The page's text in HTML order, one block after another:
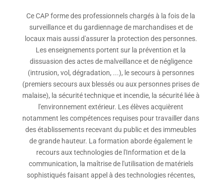
Ce CAP forme des professionnels chargés à la fois de la
surveillance et du gardiennage de marchandises et de
locaux mais aussi d'assurer la protection des personnes.
Les enseignements portent sur la prévention et la
dissuasion des actes de malveillance et de négligence
(intrusion, vol, dégradation, ...), le secours à personnes
(premiers secours aux blessés ou aux personnes prises de
malaise), la sécurité technique et incendie, la sécurité liée à
l'environnement extérieur. Les élèves acquièrent
notamment les compétences requises pour travailler dans
des établissements recevant du public et des immeubles
de grande hauteur. La formation aborde également le
recours aux technologies de l'Information et de la
communication, la maîtrise de l'utilisation de matériels
sophistiqués faisant appel à des technologies récentes,